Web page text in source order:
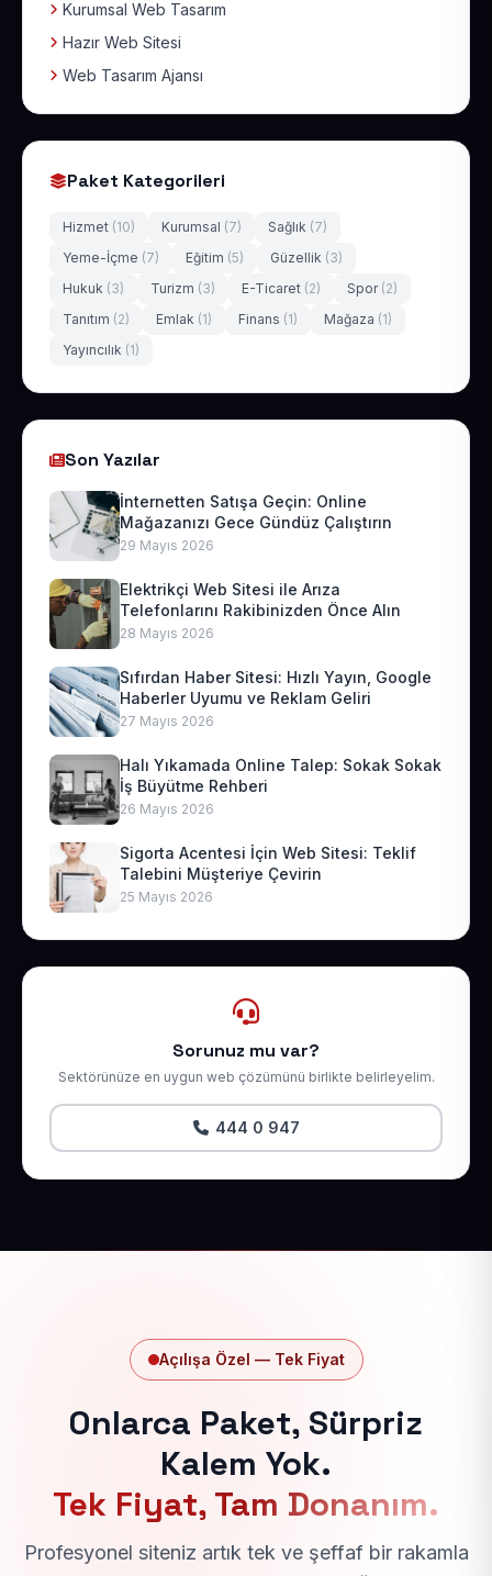
Kurumsal Web Tasarım
Hazır Web Sitesi
Web Tasarım Ajansı
Paket Kategorileri
Hizmet (10) Kurumsal (7) Sağlık (7)
Yeme-İçme (7) Eğitim (5) Güzellik (3)
Hukuk (3) Turizm (3) E-Ticaret (2) Spor (2)
Tanıtım (2) Emlak (1) Finans (1) Mağaza (1)
Yayıncılık (1)
Son Yazılar
İnternetten Satışa Geçin: Online
Mağazanızı Gece Gündüz Çalıştırın
29 Mayıs 2026
Elektrikçi Web Sitesi ile Arıza
Telefonlarını Rakibinizden Önce Alın
28 Mayıs 2026
Sıfırdan Haber Sitesi: Hızlı Yayın, Google
Haberler Uyumu ve Reklam Geliri
27 Mayıs 2026
Halı Yıkamada Online Talep: Sokak Sokak
İş Büyütme Rehberi
26 Mayıs 2026
Sigorta Acentesi İçin Web Sitesi: Teklif
Talebini Müşteriye Çevirin
25 Mayıs 2026
Sorunuz mu var?
Sektörünüze en uygun web çözümünü birlikte belirleyelim.
444 0 947
Açılışa Özel — Tek Fiyat
Onlarca Paket, Sürpriz
Kalem Yok.
Tek Fiyat, Tam Donanım.
Profesyonel siteniz artık tek ve şeffaf bir rakamla